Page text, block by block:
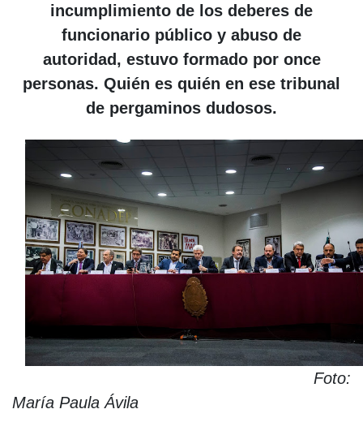
incumplimiento de los deberes de
funcionario público y abuso de
autoridad, estuvo formado por once
personas. Quién es quién en ese tribunal
de pergaminos dudosos.
Foto:
María Paula Ávila